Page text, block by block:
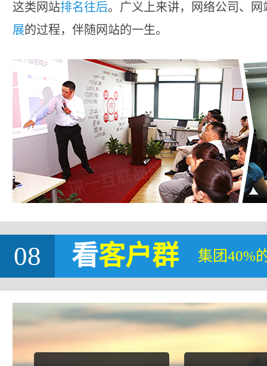
这类网站排名往后。广义上来讲，网络公司、
展的过程，伴随网站的一生。
08 看客户群 集团40%